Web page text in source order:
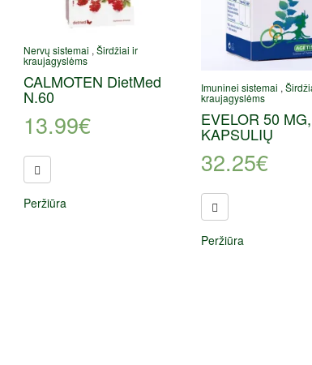
Nervų sistemai , Širdžiai ir
kraujagyslėms
CALMOTEN DietMed
N.60
13.99€
Peržiūra
Imuninei sistemai ,
kraujagyslėms
EVELOR 50
KAPSULIŲ
32.25€
Peržiūra